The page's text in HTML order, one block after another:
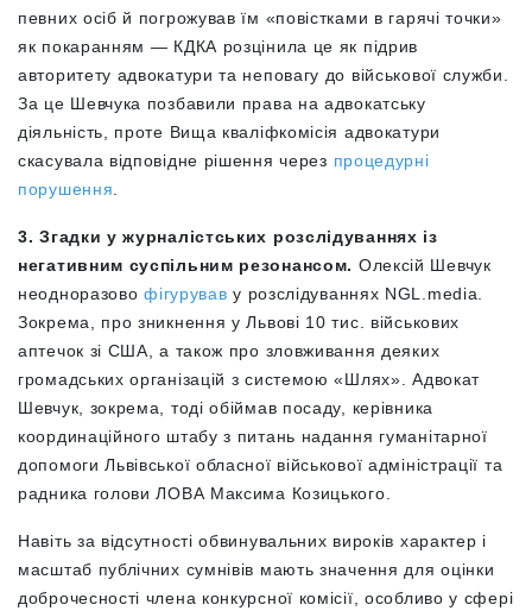
певних осіб й погрожував їм «повістками в гарячі точки»
як покаранням — КДКА розцінила це як підрив
авторитету адвокатури та неповагу до військової служби.
За це Шевчука позбавили права на адвокатську
діяльність, проте Вища кваліфкомісія адвокатури
скасувала відповідне рішення через процедурні
порушення
3. Згадки у журналістських розслідуваннях із
негативним суспільним резонансом. Олексій Шевчук
неодноразовофігурував у розслідуваннях NGL.media.
Зокрема, про зникнення у Львові 10 тис. військових
аптечок зі США, а також про зловживання деяких
громадських організацій з системою «Шлях». Адвокат
Шевчук, зокрема, тоді обіймав посаду, керівника
координаційного штабу з питань надання гуманітарної
допомоги Львівської обласної військової адміністрації та
радника голови ЛОВА Максима Козицького.
Навіть за відсутності обвинувальних вироків характер і
масштаб публічних сумнівів мають значення для оцінки
доброчесності члена конкурсної комісії, особливо у сфері